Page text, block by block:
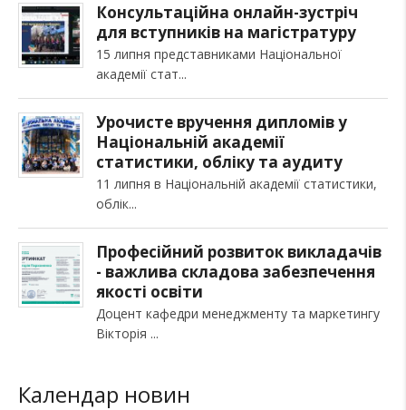
Консультаційна онлайн-зустріч
для вступників на магістратуру
15 липня представниками Національної
академії стат
Урочисте вручення дипломів у
Національній академії
статистики, обліку та аудиту
11 липня в Національній академії статистики,
облік
Професійний розвиток викладачів
- важлива складова забезпечення
якості освіти
Доцент кафедри менеджменту та маркетингу
Вікторія
Календар новин